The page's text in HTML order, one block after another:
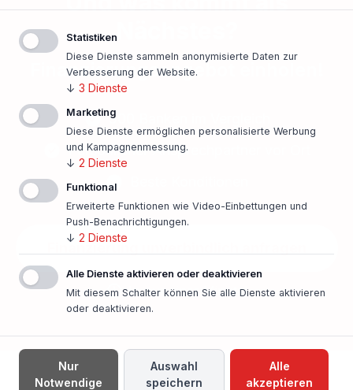
Nächstes?
Finanzierungsangebot einholen!
500 Banken im Vergleich
Persönlicher Ansprechpartner vor Ort
In nur einer Minute!
Statistiken
Diese Dienste sammeln anonymisierte Daten zur
Verbesserung der Website.
↓ 3 Dienste
Marketing
Diese Dienste ermöglichen personalisierte Werbung
und Kampagnenmessung.
↓ 2 Dienste
Funktional
Erweiterte Funktionen wie Video-Einbettungen und
Push-Benachrichtigungen.
↓ 2 Dienste
Alle Dienste aktivieren oder deaktivieren
Mit diesem Schalter können Sie alle Dienste aktivieren
oder deaktivieren.
Nur
Notwendige
Auswahl
speichern
Alle
akzeptieren